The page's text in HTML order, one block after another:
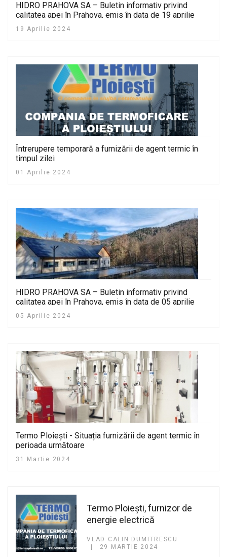
HIDRO PRAHOVA SA – Buletin informativ privind
calitatea apei în Prahova, emis în data de 19 aprilie
2024
19 Aprilie 2024
Întrerupere temporară a furnizării de agent termic în
timpul zilei
01 Aprilie 2024
HIDRO PRAHOVA SA – Buletin informativ privind
calitatea apei în Prahova, emis în data de 05 aprilie
2024
05 Aprilie 2024
Termo Ploiești - Situația furnizării de agent termic în
perioada următoare
31 Martie 2024
Termo Ploiești, furnizor de
energie electrică
VLAD CALIN DUMITRESCU
29 MARTIE 2024